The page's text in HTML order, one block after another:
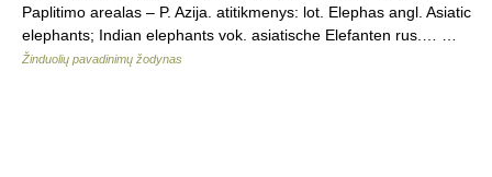
Paplitimo arealas – P. Azija. atitikmenys: lot. Elephas angl. Asiatic
elephants; Indian elephants vok. asiatische Elefanten rus.… …
Žinduolių pavadinimų žodynas